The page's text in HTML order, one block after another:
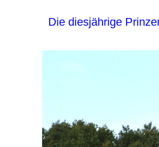
Die diesjährige